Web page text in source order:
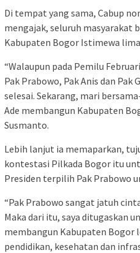
Di tempat yang sama, Cabup
mengajak, seluruh masyarakat
Kabupaten Bogor Istimewa
“Walaupun pada Pemilu
Pak Prabowo, Pak Anis dan Pak
selesai. Sekarang, mari
Ade membangun Kabupaten
Susmanto.
Lebih lanjut ia memaparkan,
kontestasi Pilkada Bogor itu
Presiden terpilih Pak Prabowo
“Pak Prabowo sangat jatuh
Maka dari itu, saya ditugaskan
membangun Kabupaten Bogor
pendidikan, kesehatan dan